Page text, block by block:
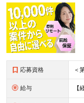
応募資格
給与